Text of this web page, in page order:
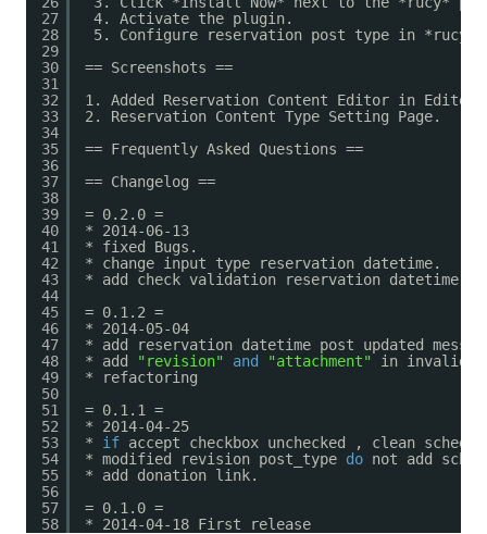
27
28
29
30
31
32
33
34
35
36
37
38
39
40
41
42
43
44
45
46
47
48
49
50
51
52
53
54
55
56
57
58
4. Activate the plugin.
5. Configure reservation post type in *rucy*
== Screenshots ==
1. Added Reservation Content Editor in Editor.
2. Reservation Content Type Setting Page.
== Frequently Asked Questions ==
== Changelog ==
= 0.2.0 =
* 2014-06-13
* fixed Bugs.
* change input type reservation datetime.
* add check validation reservation datetime
= 0.1.2 =
* 2014-05-04
* add reservation datetime post updated
* add
"revision" and "attachment"
in invalid
* refactoring
= 0.1.1 =
* 2014-04-25
* if accept checkbox unchecked , clean
* modified revision post_type do not add
* add donation link.
= 0.1.0 =
* 2014-04-18 First release